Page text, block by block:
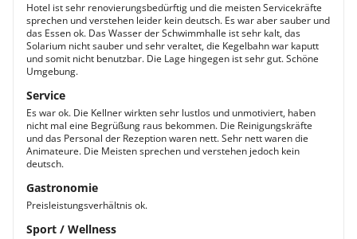
Hotel ist sehr renovierungsbedürftig und die meisten Servicekräfte
sprechen und verstehen leider kein deutsch. Es war aber sauber und
das Essen ok. Das Wasser der Schwimmhalle ist sehr kalt, das
Solarium nicht sauber und sehr veraltet, die Kegelbahn war kaputt
und somit nicht benutzbar. Die Lage hingegen ist sehr gut. Schöne
Umgebung.
Service
Es war ok. Die Kellner wirkten sehr lustlos und unmotiviert, haben
nicht mal eine Begrüßung raus bekommen. Die Reinigungskräfte
und das Personal der Rezeption waren nett. Sehr nett waren die
Animateure. Die Meisten sprechen und verstehen jedoch kein
deutsch.
Gastronomie
Preisleistungsverhältnis ok.
Sport / Wellness